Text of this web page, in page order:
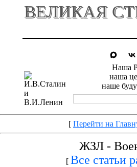
ВЕЛИКАЯ
Наша
наша
наше
[ Перейти на
ЖЗЛ -
[ Все статьи